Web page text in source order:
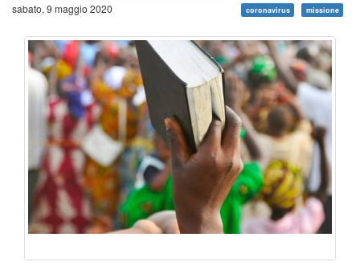
sabato, 9 maggio 2020 coronavirus missione